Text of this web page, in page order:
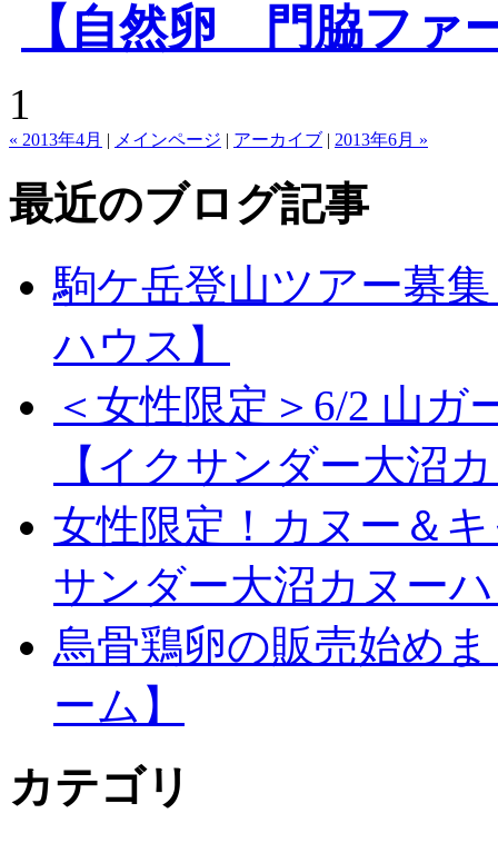
【自然卵 門脇ファ
1
« 2013年4月 | メインページ | アーカイブ | 2013年6月 »
最近のブログ記事
駒ケ岳登山ツアー募
ハウス】
＜女性限定＞6/2 山
【イクサンダー大沼
女性限定！カヌー＆
サンダー大沼カヌー
烏骨鶏卵の販売始め
ーム】
カテゴリ